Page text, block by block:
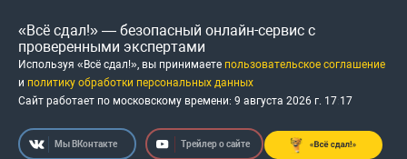
«Всё сдал!» — безопасный онлайн-сервис с
проверенными экспертами
Используя «Всё сдал!», вы принимаете пользовательское соглашение
и политику обработки персональных данных
Сайт работает по московскому времени: 9 августа 2026 г. 17 17
Мы ВКонтакте Трейлер о сайте